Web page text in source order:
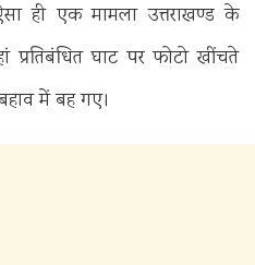
ही एक मामला उत्तराखण्ड के
घाट पर फोटो खींचते
में बह गए।